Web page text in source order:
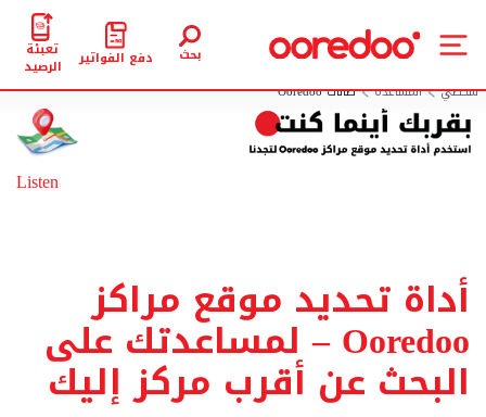
بحث دفع الفواتير تعبئة
الرصيد
شخصي
المساعدة صالات Ooredoo
Listen
أداة تحديد موقع مراكز
Ooredoo – لمساعدتك على
البحث عن أقرب مركز إليك